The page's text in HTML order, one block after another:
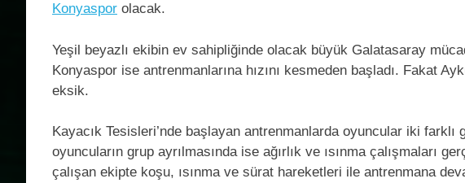
Konyaspor olacak.
Yeşil beyazlı ekibin ev sahipliğinde olacak büyük Galatasaray
Konyaspor ise antrenmanlarına hızını kesmeden başladı. Fakat
eksik.
Kayacık Tesisleri’nde başlayan antrenmanlarda oyuncular iki farklı
oyuncuların grup ayrılmasında ise ağırlık ve ısınma çalışmaları
çalışan ekipte koşu, ısınma ve sürat hareketleri ile antrenmana